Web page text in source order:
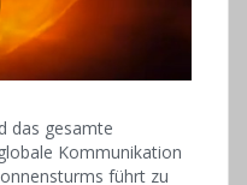
das gesamte
Kommunikation
führt zu